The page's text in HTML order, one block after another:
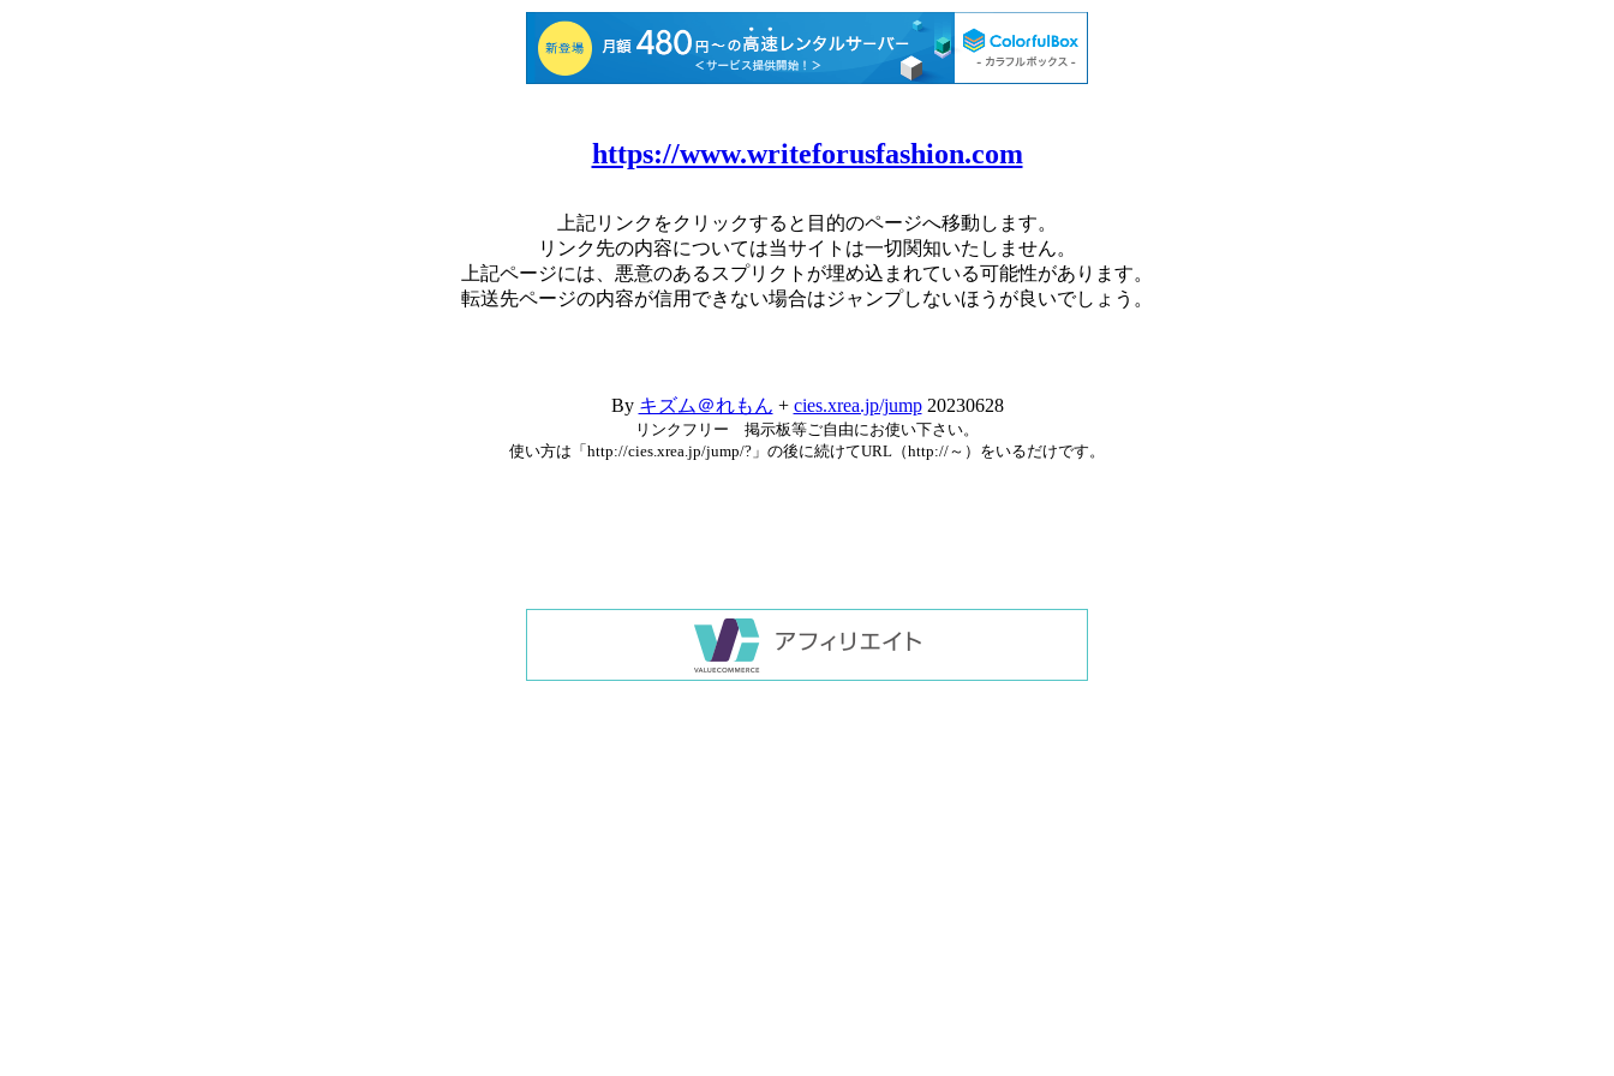
https://www.writeforusfashion.com
上記リンクをクリックすると目的のページへ移動します。
リンク先の内容については当サイトは一切関知いたしません。
上記ページには、悪意のあるスプリクトが埋め込まれている可能性があります。
転送先ページの内容が信用できない場合はジャンプしないほうが良いでしょう。
By キズム＠れもん + cies.xrea.jp/jump20230628
リンクフリー 掲示板等ご自由にお使い下さい。
使い方は「http://cies.xrea.jp/jump/?」の後に続けてURL（http://～）をいるだけです。